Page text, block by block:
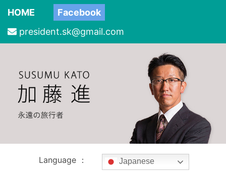
HOME
Facebook
president.sk@gmail.com
Language ： Japanese